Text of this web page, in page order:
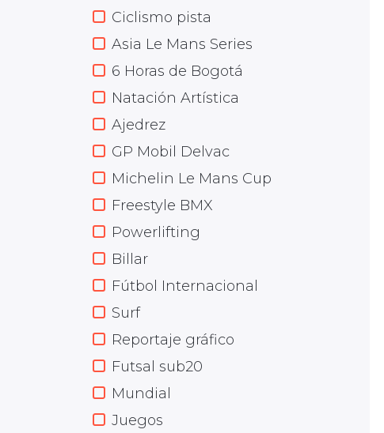
Ciclismo pista
Asia Le Mans Series
6 Horas de Bogotá
Natación Artística
Ajedrez
GP Mobil Delvac
Michelin Le Mans Cup
Freestyle BMX
Powerlifting
Billar
Fútbol Internacional
Surf
Reportaje gráfico
Futsal sub20
Mundial
Juegos